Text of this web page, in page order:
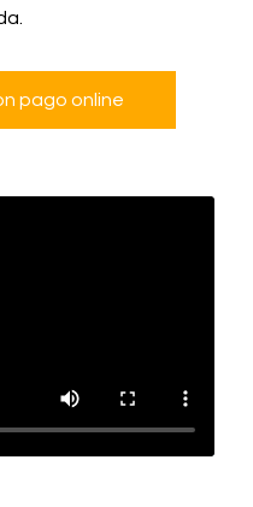
pago online